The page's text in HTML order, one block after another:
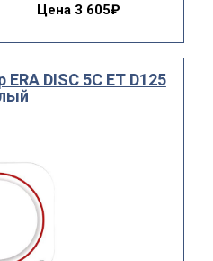
Цена 3 605₽
DISC 5C ET D125